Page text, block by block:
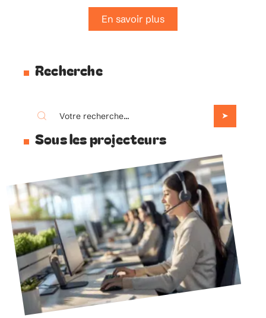
En savoir plus
Recherche
Sous les projecteurs